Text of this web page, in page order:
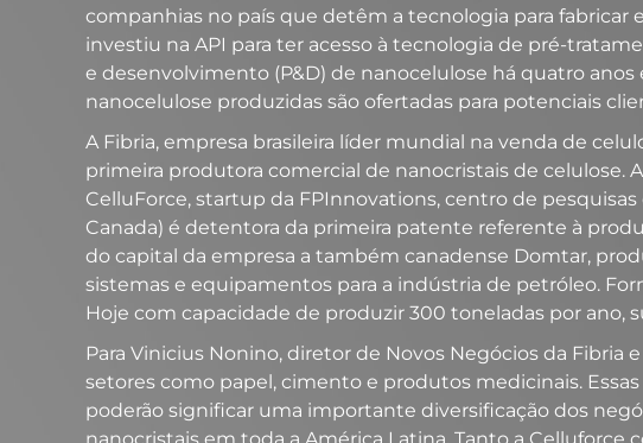
companhias no país que detêm a tecnologia para fabricar
investiu na API para ter acesso à tecnologia de pré-
e desenvolvimento (P&D) de nanocelulose há quatro
nanocelulose produzidas são ofertadas para potenciais
A Fibria, empresa brasileira líder mundial na venda de
primeira produtora comercial de nanocristais de celulose.
CelluForce, startup da FPInnovations, centro de
Canada) é detentora da primeira patente referente à
do capital da empresa a também canadense Domtar,
sistemas e equipamentos para a indústria de petróleo.
Hoje com capacidade de produzir 300 toneladas por
Para Vinicius Nonino, diretor de Novos Negócios da Fibria
setores como papel, cimento e produtos medicinais.
poderão significar uma importante diversificação dos